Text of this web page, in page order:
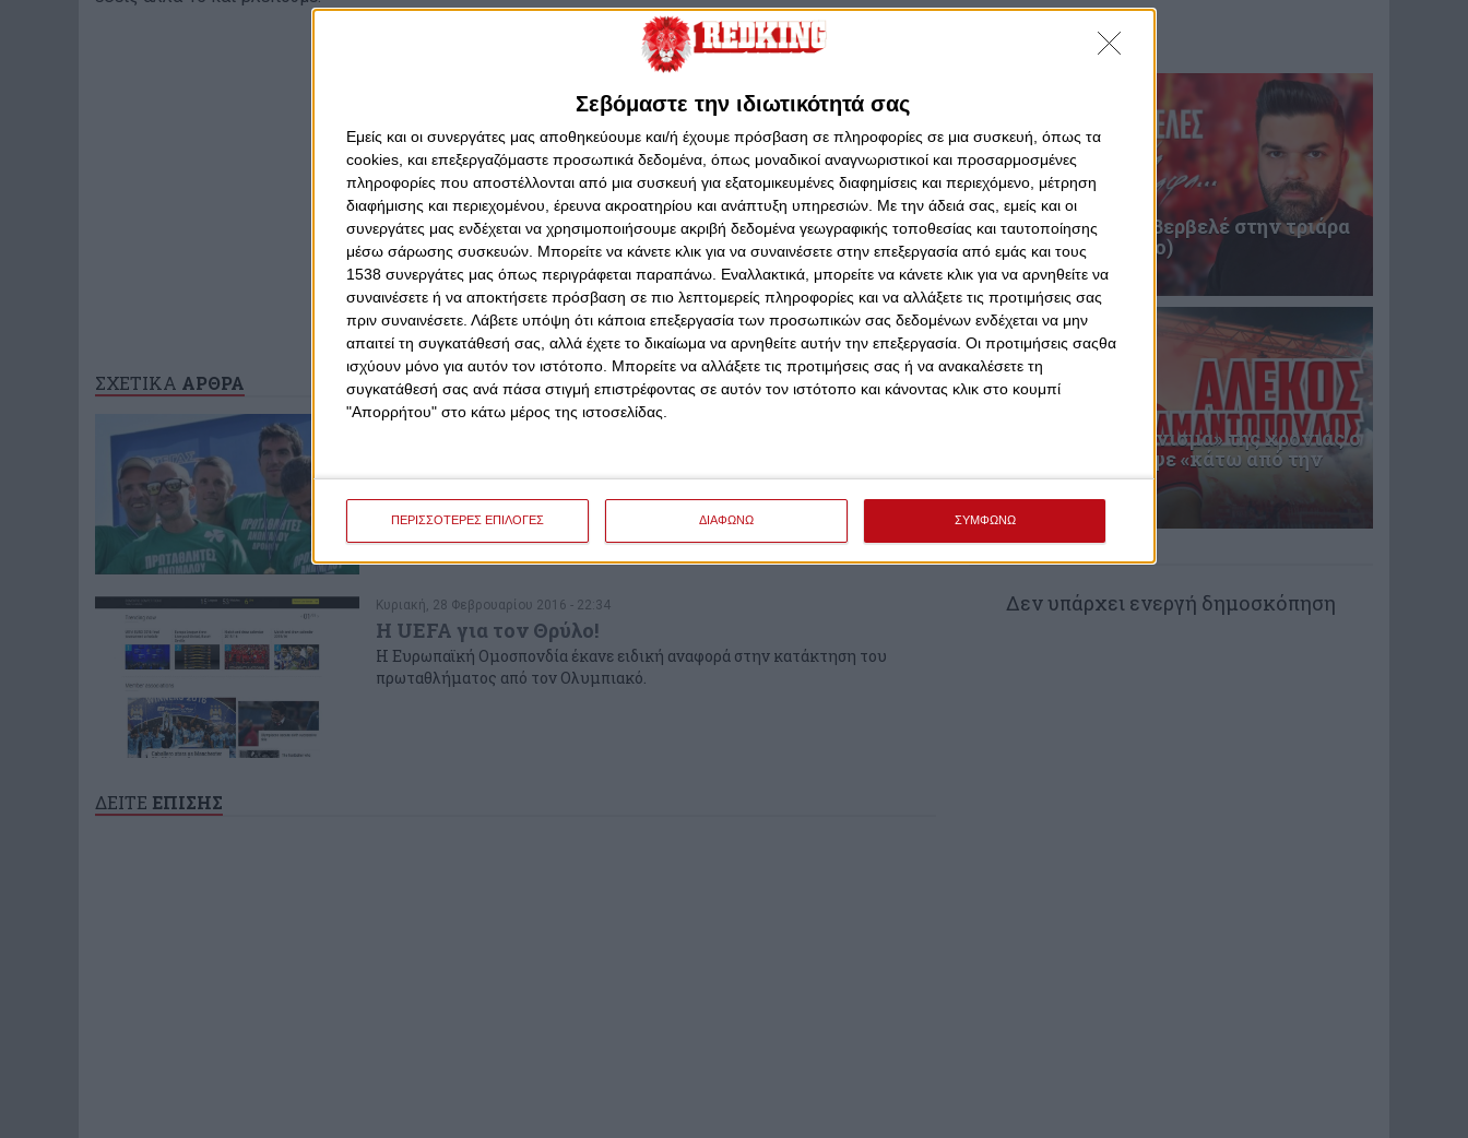
Σεβόμαστε την ιδιωτικότητά σας
Εμείς και οι συνεργάτες μας αποθηκεύουμε και/ή έχουμε πρόσβαση σε πληροφορίες σε μια συσκευή, όπως τα
cookies, και επεξεργαζόμαστε προσωπικά δεδομένα, όπως μοναδικοί αναγνωριστικοί και προσαρμοσμένες
πληροφορίες που αποστέλλονται από μια συσκευή για εξατομικευμένες διαφημίσεις και περιεχόμενο, μέτρηση
διαφήμισης και περιεχομένου, έρευνα ακροατηρίου και ανάπτυξη υπηρεσιών. Με την άδειά σας, εμείς και οι
συνεργάτες μας ενδέχεται να χρησιμοποιήσουμε ακριβή δεδομένα γεωγραφικής τοποθεσίας και ταυτοποίησης
μέσω σάρωσης συσκευών. Μπορείτε να κάνετε κλικ για να συναινέσετε στην επεξεργασία από εμάς και τους
1538 συνεργάτες μας όπως περιγράφεται παραπάνω. Εναλλακτικά, μπορείτε να κάνετε κλικ για να αρνηθείτε να
συναινέσετε ή να αποκτήσετε πρόσβαση σε πιο λεπτομερείς πληροφορίες και να αλλάξετε τις προτιμήσεις σας
πριν συναινέσετε. Λάβετε υπόψη ότι κάποια επεξεργασία των προσωπικών σας δεδομένων ενδέχεται να μην
απαιτεί τη συγκατάθεσή σας, αλλά έχετε το δικαίωμα να αρνηθείτε αυτήν την επεξεργασία. Οι προτιμήσεις σαςθα
ισχύουν μόνο για αυτόν τον ιστότοπο. Μπορείτε να αλλάξετε τις προτιμήσεις σας ή να ανακαλέσετε τη
συγκατάθεσή σας ανά πάσα στιγμή επιστρέφοντας σε αυτόν τον ιστότοπο και κάνοντας κλικ στο κουμπί
"Απορρήτου" στο κάτω μέρος της ιστοσελίδας.
ΠΕΡΙΣΣΟΤΕΡΕΣ ΕΠΙΛΟΓΕΣ ΔΙΑΦΩΝΩ ΣΥΜΦΩΝΩ
ΣΧΕΤΙΚΑ ΑΡΘΡΑ
Κυριακή, 28 Φεβρουαρίου 2016 - 22:59
ιστορία!
Κυριακή, 28 Φεβρουαρίου 2016 - 22:34
Η UEFA για τον Θρύλο!
Η Ευρωπαϊκή Ομοσπονδία έκανε ειδική αναφορά στην κατάκτηση του
πρωταθλήματος από τον Ολυμπιακό.
ΔΕΙΤΕ ΕΠΙΣΗΣ
Επική περιγραφή Βερβελέ στην τριάρα
του Θρύλου! (video)
31 Ιανουαρίου 2025
Στο πρώτο «διαγώνισμα» της χρονιάς ο
Ολυμπιακός έγραψε «κάτω από την
βάση»
ΨΗΦΟΦΟΡΙΑ
Δεν υπάρχει ενεργή δημοσκόπηση